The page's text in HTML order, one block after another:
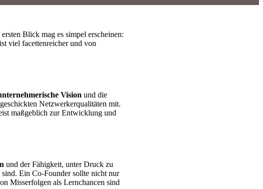
Blick mag es simpel erscheinen:
viel facettenreicher und von
Vision und die
Netzwerkerqualitäten mit.
maßgeblich zur Entwicklung und
und der Fähigkeit, unter Druck zu
Ein Co-Founder sollte nicht nur
Misserfolgen als Lernchancen sind